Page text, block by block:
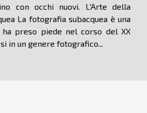
con occhi nuovi. L'Arte della
La fotografia subacquea è una
preso piede nel corso del XX
in un genere fotografico...